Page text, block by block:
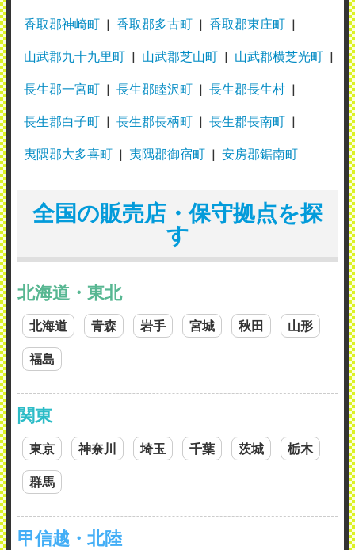
香取郡神崎町 香取郡多古町 香取郡東庄町
山武郡九十九里町 山武郡芝山町 山武郡横芝光町
長生郡一宮町 長生郡睦沢町 長生郡長生村
長生郡白子町 長生郡長柄町 長生郡長南町
夷隅郡大多喜町 夷隅郡御宿町 安房郡鋸南町
全国の販売店・保守拠点を探
す
北海道・東北
北海道 青森 岩手 宮城 秋田 山形
福島
関東
東京 神奈川 埼玉 千葉 茨城 栃木
群馬
甲信越・北陸